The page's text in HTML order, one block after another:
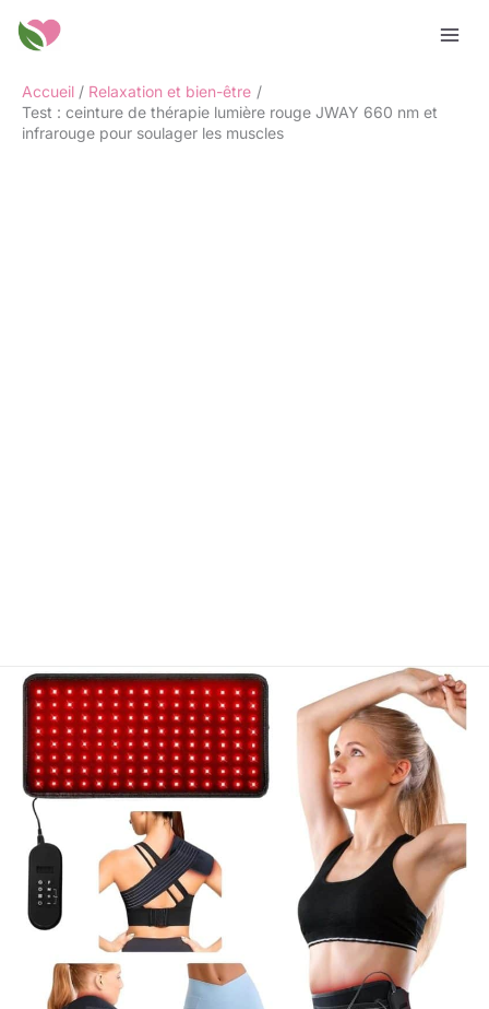
Accueil
Relaxation et bien-être
Test : ceinture de thérapie lumière rouge JWAY 660 nm et
infrarouge pour soulager les muscles